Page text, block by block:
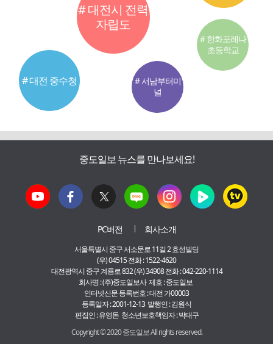
# 대전시 전력
자립도
# 대전 중수청
# 서남부터미
널
# 한화포레나
초등학교
중도일보 뉴스를 만나보세요!
PC버전 회사소개
서울특별시 중구 서소문로 11길 2 효성빌딩
(우) 04515 전화 : 1522-4620
대전광역시 중구 계룡로 832 (우) 34908 전화 : 042-220-1114
회사명 : (주)중도일보사 제호 : 중도일보
인터넷신문 등록번호 : 대전 가00003
등록일자 : 2001-12-13 발행인 : 김원식
편집인 : 유영돈 청소년보호책임자 : 박태구
Copyright © 2020 중도일보 All rights reserved.